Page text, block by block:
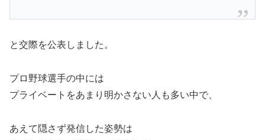
と交際を公表しました。
プロ野球選手の中には
プライベートをあまり明かさない人も多い中で、
あえて隠さず発信した姿勢は